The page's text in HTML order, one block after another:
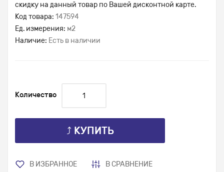
скидку на данный товар по Вашей дисконтной карте.
Код товара: 147594
Ед. измерения: м2
Наличие: Есть в наличии
Количество
⤴ КУПИТЬ
В ИЗБРАННОЕ В СРАВНЕНИЕ